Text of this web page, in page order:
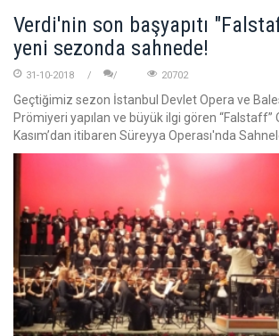
Verdi'nin son başyapıtı
yeni sezonda sahnede!
31-10-2018 20702
Geçtiğimiz sezon İstanbul Devlet Opera ve
Prömiyeri yapılan ve büyük ilgi gören “Falstaff”
Kasım’dan itibaren Süreyya Operası'nda